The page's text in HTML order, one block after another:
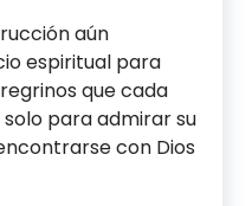
aún
espiritual para
que cada
para admirar su
con Dios